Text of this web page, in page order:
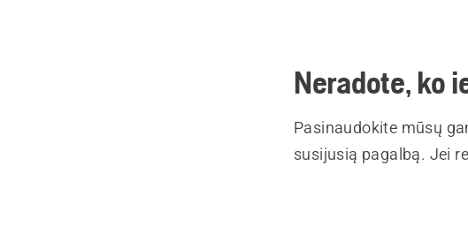
Neradote, ko
Pasinaudokite mūsų
susijusią pagalbą. Jei